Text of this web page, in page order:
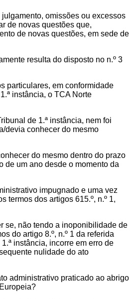
omissões ou excessos
de novas questões que,
de novas questões, em sede de
resulta do disposto no n.º 3
particulares, em conformidade
instância, o TCA Norte
de 1.ª instância, nem foi
devia conhecer do mesmo
do mesmo dentro do prazo
de um ano desde o momento da
impugnado e uma vez
termos dos artigos 615.º, n.º 1,
se, não tendo a inoponibilidade de
do artigo 8.º, n.º 1 da referida
instância, incorre em erro de
nulidade do ato
administrativo praticado ao abrigo